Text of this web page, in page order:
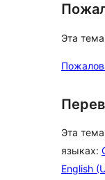
Эта
Эта
языках:
English